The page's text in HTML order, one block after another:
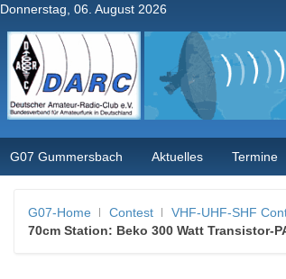
Donnerstag, 06. August 2026
G07 Gummersbach Aktuelles Termine
G07-Home Contest VHF-UHF-SHF
70cm Station: Beko 300 Watt Transistor-